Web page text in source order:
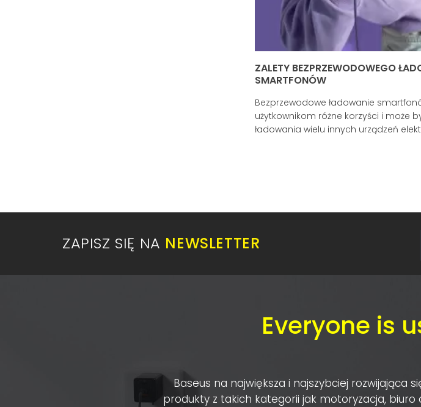
ZALETY BEZPRZEWODOWEGO
SMARTFONÓW
Bezprzewodowe ładowanie
użytkownikom różne korzyści i może
ładowania wielu innych urządzeń
ZAPISZ SIĘ NA NEWSLETTER
Everyone is
Baseus na największa i najszybciej rozwijająca
produkty z takich kategorii jak motoryzacja,